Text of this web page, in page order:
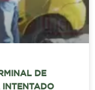
DE
INTENTADO